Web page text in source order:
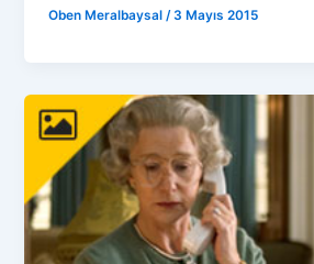
Oben Meralbaysal/3 Mayıs 2015